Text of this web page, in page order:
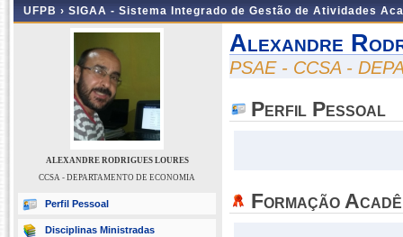
UFPB › SIGAA - Sistema Integrado de Gestão de Atividades
ALEXANDRE RODRIGUES LOURES
CCSA - DEPARTAMENTO DE ECONOMIA
Perfil Pessoal
Disciplinas Ministradas
Alexandre
PSAE - CCSA -
Perfil Pessoal
Formação